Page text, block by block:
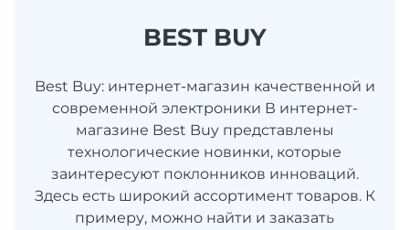
BEST BUY
Best Buy: интернет-магазин качественной и
современной электроники В интернет-
магазине Best Buy представлены
технологические новинки, которые
заинтересуют поклонников инноваций.
Здесь есть широкий ассортимент товаров. К
примеру, можно найти и заказать